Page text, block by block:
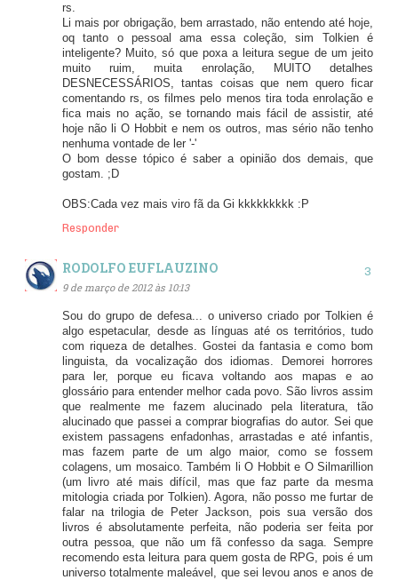
rs.
Li mais por obrigação, bem arrastado, não entendo até hoje,
oq tanto o pessoal ama essa coleção, sim Tolkien é
inteligente? Muito, só que poxa a leitura segue de um jeito
muito ruim, muita enrolação, MUITO detalhes
DESNECESSÁRIOS, tantas coisas que nem quero ficar
comentando rs, os filmes pelo menos tira toda enrolação e
fica mais no ação, se tornando mais fácil de assistir, até
hoje não li O Hobbit e nem os outros, mas sério não tenho
nenhuma vontade de ler '-'
O bom desse tópico é saber a opinião dos demais, que
gostam. ;D
OBS:Cada vez mais viro fã da Gi kkkkkkkkk :P
Responder
RODOLFO EUFLAUZINO
9 de março de 2012 às 10:13
Sou do grupo de defesa... o universo criado por Tolkien é
algo espetacular, desde as línguas até os territórios, tudo
com riqueza de detalhes. Gostei da fantasia e como bom
linguista, da vocalização dos idiomas. Demorei horrores
para ler, porque eu ficava voltando aos mapas e ao
glossário para entender melhor cada povo. São livros assim
que realmente me fazem alucinado pela literatura, tão
alucinado que passei a comprar biografias do autor. Sei que
existem passagens enfadonhas, arrastadas e até infantis,
mas fazem parte de um algo maior, como se fossem
colagens, um mosaico. Também li O Hobbit e O Silmarillion
(um livro até mais difícil, mas que faz parte da mesma
mitologia criada por Tolkien). Agora, não posso me furtar de
falar na trilogia de Peter Jackson, pois sua versão dos
livros é absolutamente perfeita, não poderia ser feita por
outra pessoa, que não um fã confesso da saga. Sempre
recomendo esta leitura para quem gosta de RPG, pois é um
universo totalmente maleável, que sei levou anos e anos de